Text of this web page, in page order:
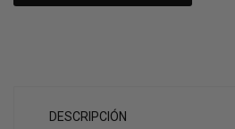
DESCRIPCIÓN